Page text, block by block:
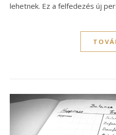
lehetnek. Ez a felfedezés új